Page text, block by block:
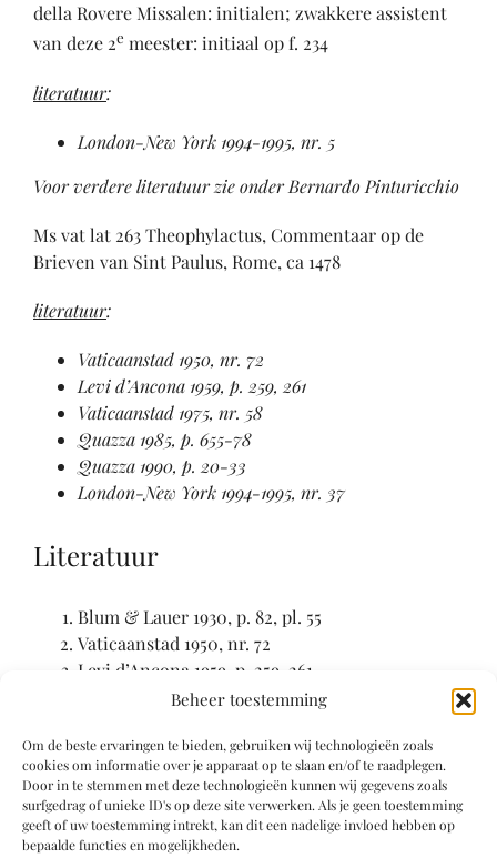
Beheer toestemming
Om de beste ervaringen te bieden, gebruiken wij technologieën zoals
cookies om informatie over je apparaat op te slaan en/of te raadplegen.
Door in te stemmen met deze technologieën kunnen wij gegevens zoals
surfgedrag of unieke ID's op deze site verwerken. Als je geen toestemming
geeft of uw toestemming intrekt, kan dit een nadelige invloed hebben op
bepaalde functies en mogelijkheden.
della Rovere Missalen: initialen; zwakkere assistent
van deze 2e meester: initiaal op f. 234
literatuur:
London-New York 1994-1995, nr. 5
Voor verdere literatuur zie onder Bernardo Pinturicchio
Ms vat lat 263 Theophylactus, Commentaar op de
Brieven van Sint Paulus, Rome, ca 1478
literatuur:
Vaticaanstad 1950, nr. 72
Levi d’Ancona 1959, p. 259, 261
Vaticaanstad 1975, nr. 58
Quazza 1985, p. 655-78
Quazza 1990, p. 20-33
London-New York 1994-1995, nr. 37
Literatuur
Blum & Lauer 1930, p. 82, pl. 55
Vaticaanstad 1950, nr. 72
Levi d’Ancona 1959, p. 259, 261
Vaticaanstad 1975, nr. 58
Quazza 1985, p. 655-678
Quazza 1990, p. 20-33
Avril & Reynaud 1993, p. 290-1, nr. 160
London-New York 1994-1995, nrs. 5, 6, 37